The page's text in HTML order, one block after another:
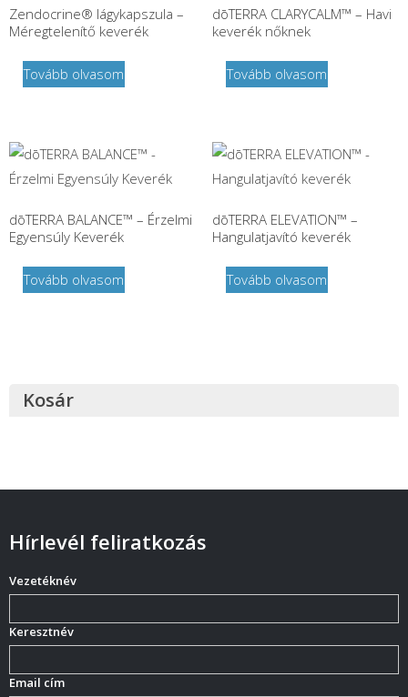
Zendocrine® lágykapszula –
Méregtelenítő keverék
Tovább olvasom
dōTERRA CLARYCALM™ – Havi
keverék nőknek
Tovább olvasom
dōTERRA BALANCE™ – Érzelmi
Egyensúly Keverék
Tovább olvasom
dōTERRA ELEVATION™ –
Hangulatjavító keverék
Tovább olvasom
Kosár
Hírlevél feliratkozás
Vezetéknév
Keresztnév
Email cím